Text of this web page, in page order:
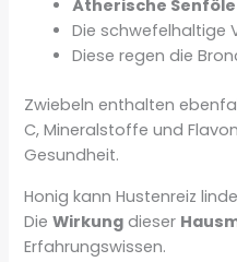
Ätherische Senföle
Die schwefelhaltige
Diese regen die
Zwiebeln enthalten
C, Mineralstoffe und
Gesundheit.
Honig kann Hustenreiz
DieWirkung dieser
Erfahrungswissen.